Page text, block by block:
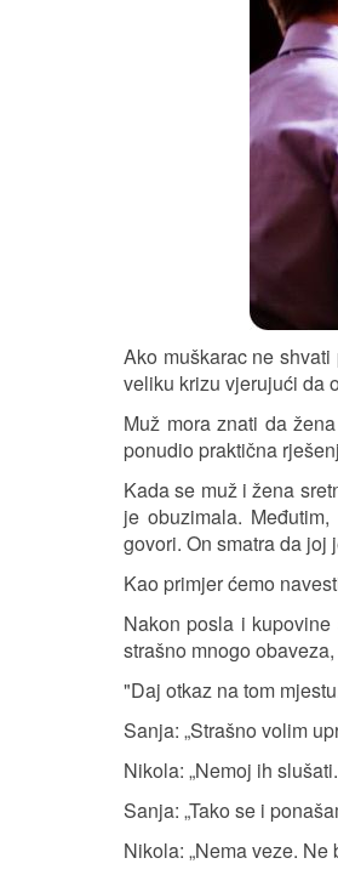
Ako muškarac ne
veliku krizu vjerujući da
Muž mora znati da
ponudio praktična
Kada se muž i žena
je obuzimala.
govori. On smatra da joj
Kao primjer ćemo
Nakon posla i
strašno mnogo
"Daj otkaz na tom
Sanja: „Strašno volim
Nikola: „Nemoj ih
Sanja: „Tako se i
Nikola: „Nema veze.